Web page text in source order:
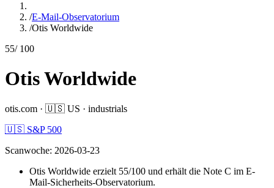
/E-Mail-Observatorium
/Otis Worldwide
55/ 100
Otis Worldwide
otis.com · 🇺🇸 US · industrials
🇺🇸 S&P 500
Scanwoche: 2026-03-23
Otis Worldwide erzielt 55/100 und erhält die Note C im E-
Mail-Sicherheits-Observatorium.